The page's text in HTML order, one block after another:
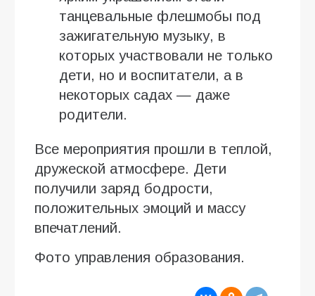
танцевальные флешмобы под
зажигательную музыку, в
которых участвовали не только
дети, но и воспитатели, а в
некоторых садах — даже
родители.
Все мероприятия прошли в теплой,
дружеской атмосфере. Дети
получили заряд бодрости,
положительных эмоций и массу
впечатлений.
Фото управления образования.